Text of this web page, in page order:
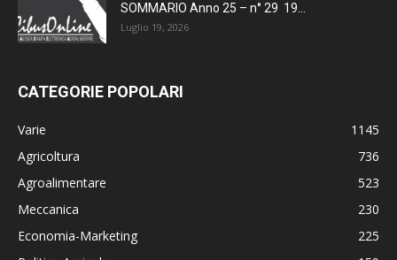
SOMMARIO Anno 25 – n° 29 19...
Luglio 19, 2026
CATEGORIE POPOLARI
Varie
1145
Agricoltura
736
Agroalimentare
523
Meccanica
230
Economia-Marketing
225